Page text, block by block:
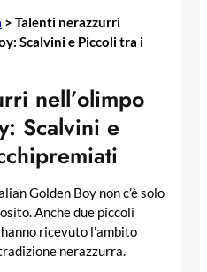
> Talenti nerazzurri
Scalvini e Piccoli tra i
nell’olimpo
Scalvini e
Golden Boy non c’è solo
Anche due piccoli
ricevuto l’ambito
nerazzurra.